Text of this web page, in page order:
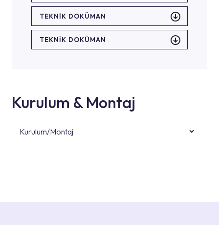
TEKNİK DOKÜMAN
TEKNİK DOKÜMAN
Kurulum & Montaj
Kurulum/Montaj